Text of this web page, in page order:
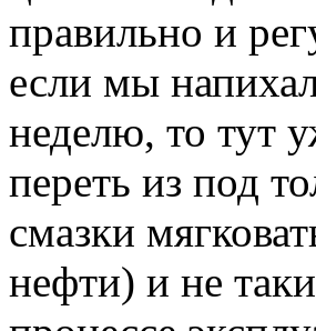
правильно и
если мы
неделю, то тут
переть из под
смазки
нефти) и не